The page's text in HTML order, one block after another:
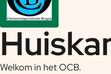
Welkom in het OCB.